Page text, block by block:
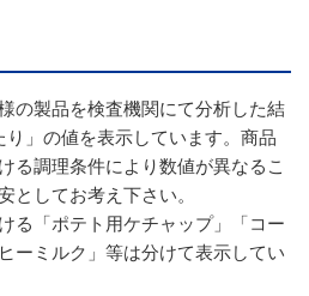
の製品を検査機関にて分析した結
」の値を表示しています。商品
る調理条件により数値が異なるこ
としてお考え下さい。
る「ポテト用ケチャップ」「コー
ーミルク」等は分けて表示してい